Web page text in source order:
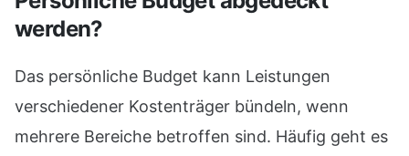
werden?
Das persönliche Budget kann Leistungen
verschiedener Kostenträger bündeln, wenn
mehrere Bereiche betroffen sind. Häufig geht es